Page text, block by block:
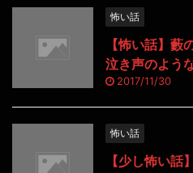
怖い話
【怖い話】藪
泣き声のよう
2017/11/30
怖い話
【少し怖い話